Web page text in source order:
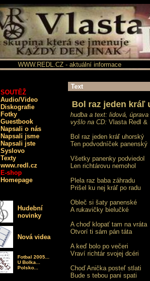
WWW.REDL.CZ - aktuální informace
SOUTĚŽ
Audio/Video
Diskografie
Fotky
Guestbook
Napsali o nás
Napsali jsme
Napsali jste
Syslovo
Texty
www.redl.cz
E-shop
Homepage
Hudební
novinky
Nová videa
Fotbal 2005...
U Bolka...
Polsko...
Text
Bol raz jeden kráľ
hudba a text: lidová,
vyšlo na CD: Vlasta Redl &
Bol raz jeden kráľ uhorský
Ten podvodníček panenský
Všetky panenky podviedol
Len richtárovu nemohol
Plela raz baba záhradu
Prišel ku nej kráľ po radu
Obleč si šaty panenské
A rukavičky bielučké
A choď klopať tam na vráta
Otvorí ti sám pán táta
A keď bolo po večeri
Vraví richtár svojej dcéri
Choď Anička posteľ stlati
Bude s tebou pani spati